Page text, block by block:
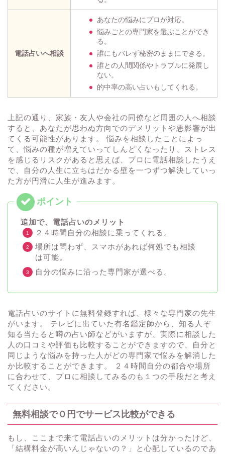
電話占いへ相談
あなたの悩みにプロが対応。
悩みごとの専門家を選ぶことができ
る。
誰にもバレず秘密のままにできる。
誰との人間関係やトラブルに発展し
ない。
的中率の高い占いもしてくれる。
上記の通り、家族・友人や会社の同僚など周囲の人へ相談
すると、あなたが思わぬ方向でのデメリットや悪影響が出
てくる可能性があります。 悩みを相談したことによっ
て、悩みの種が増えていってしんどくなったり、ストレス
を感じるリスクがあると思えば、プロに電話相談したうえ
で、自分の人生に立ちはだかる壁を一つずつ解決していっ
た方が円滑に人生が進みます。
追加で、電話占いのメリット
２４時間自分の相談に乗ってくれる。
場所は問わず、スマホがあれば何処でも相談
は可能。
自分の悩みに沿った専門家が選べる。
電話占いのサイトに無料登録すれば、様々な専門家の先生
がいます。 テレビに出ていた有名鑑定師から、知る人ぞ
知る当たると噂の占い師などがいますが、実際に相談した
人の口コミや評価も比較することができますので、自分と
同じような悩みを持った人がどの専門家で悩みを解消した
か比較することができます。 ２４時間自分の都合や場所
に合わせて、プロに相談してみるのも１つの手段だと考え
てください。
無料相談で０円でサービス比較ができる
もし、ここまで来て電話占いのメリットは分かったけど、
「結構料金が高いんじゃないの？」と心配しているのであ